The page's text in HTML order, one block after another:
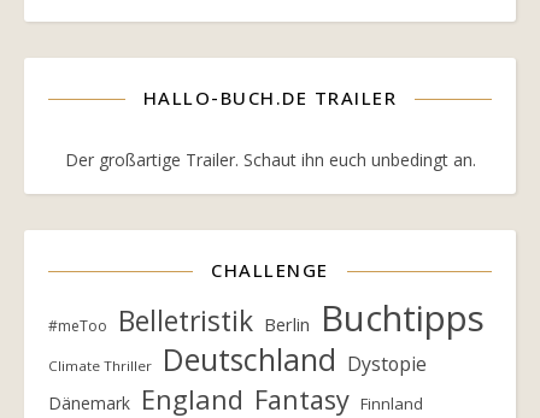
HALLO-BUCH.DE TRAILER
Der großartige Trailer. Schaut ihn euch unbedingt an.
CHALLENGE
#meToo Belletristik Berlin Buchtipps
Climate Thriller Deutschland Dystopie
Dänemark England Fantasy Finnland